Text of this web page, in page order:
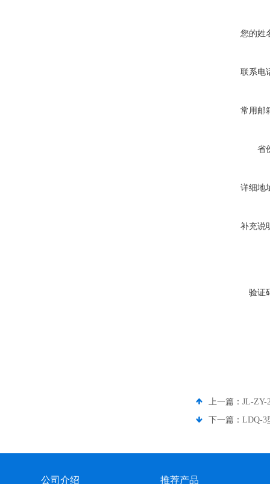
您的姓
联系电
常用邮
省
详细地
补充说
验证
上一篇： JL-ZY-
下一篇： LDQ-3
公司介绍 推荐产品